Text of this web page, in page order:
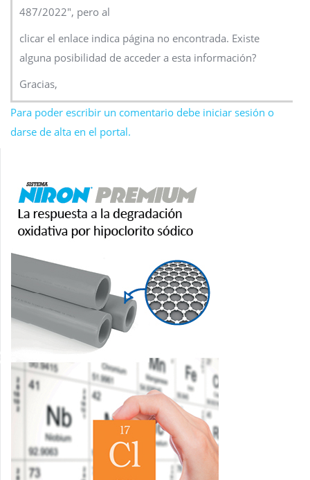
487/2022", pero al
clicar el enlace indica página no encontrada. Existe
alguna posibilidad de acceder a esta información?
Gracias,
Para poder escribir un comentario debe iniciar sesión o
darse de alta en el portal.